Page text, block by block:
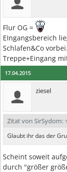
Flur OG =
EIngangsbereich
Schlafen&Co
Treppe+Eingang
17.04.2015
ziesel
Zitat von SirSydom: ↑
Glaubt ihr das der
Scheint soweit
durch "größer